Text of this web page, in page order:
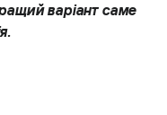
варіант саме